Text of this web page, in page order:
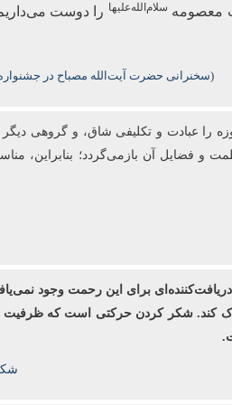
معصومه سلام‌الله‌علیها را دوست
(سخنرانی حضرت آیت‌الله مصباح در
را عبادت و تكلیفی شاق، و گروهی دیگر
و فضایل آن بازمی‌گردد؛ بنابراین،
برای این رحمت وجود
کند. شکر کردن حرکتی است که ظرفیت